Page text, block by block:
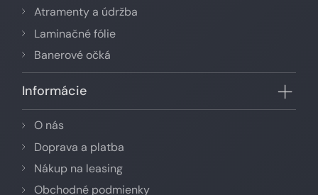
Atramenty a údržba
Laminačné fólie
Banerové očká
Informácie
O nás
Doprava a platba
Nákup na leasing
Obchodné podmienky